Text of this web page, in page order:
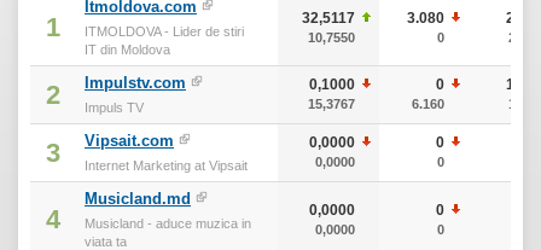
1
Itmoldova.com
ITMOLDOVA - Lider de stiri
IT din Moldova
32,5117
10,7550
3.080
0
20
20
2 Impulstv.com
Impuls TV
0,1000
15,3767
0
6.160
10
10
3 Vipsait.com
Internet Marketing at Vipsait
0,0000
0,0000
0
0
4
Musicland.md
Musicland - aduce muzica in
viata ta
0,0000
0,0000
0
0